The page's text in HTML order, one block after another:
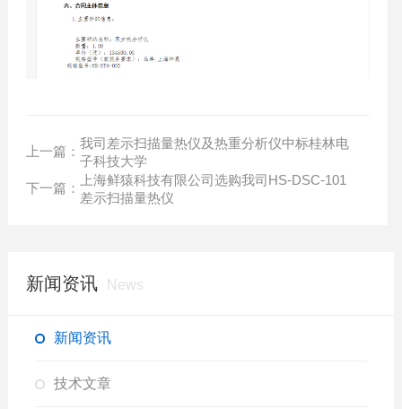
上一篇：
我司差示扫描量热仪及热重分析仪中标桂林电
子科技大学
下一篇：
上海鲜猿科技有限公司选购我司HS-DSC-101
差示扫描量热仪
新闻资讯 News
新闻资讯
技术文章